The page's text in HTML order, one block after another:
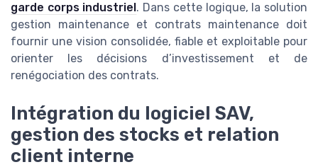
garde corps industriel. Dans cette logique, la solution
gestion maintenance et contrats maintenance doit
fournir une vision consolidée, fiable et exploitable pour
orienter les décisions d’investissement et de
renégociation des contrats.
Intégration du logiciel SAV,
gestion des stocks et relation
client interne